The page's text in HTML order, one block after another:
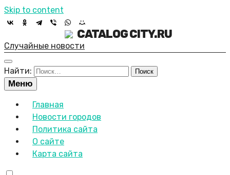
Skip to content
CATALOG CITY.RU
Случайные новости
Найти:
Меню
Главная
Новости городов
Политика сайта
О сайте
Карта сайта